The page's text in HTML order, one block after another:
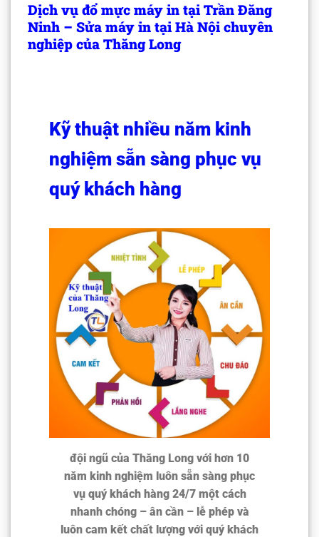
Dịch vụ đổ mực máy in tại Trần Đăng
Ninh – Sửa máy in tại Hà Nội chuyên
nghiệp của Thăng Long
Kỹ thuật nhiều năm kinh
nghiệm sẵn sàng phục vụ
quý khách hàng
đội ngũ của Thăng Long với hơn 10
năm kinh nghiệm luôn sẵn sàng phục
vụ quý khách hàng 24/7 một cách
nhanh chóng – ân cần – lễ phép và
luôn cam kết chất lượng với quý khách